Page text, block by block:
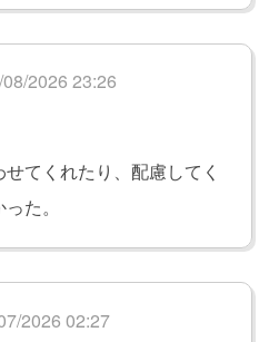
2026 23:26
てくれたり、配慮してく
た。
2026 02:27